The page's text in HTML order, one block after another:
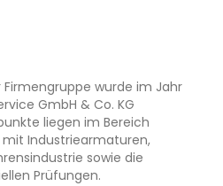
wurde im Jahr
GmbH & Co. KG
liegen im Bereich
mit Industriearmaturen,
sowie die
Prüfungen.